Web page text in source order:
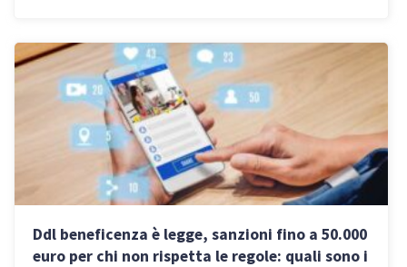
Ddl beneficenza è legge, sanzioni fino a 50.000
euro per chi non rispetta le regole: quali sono i